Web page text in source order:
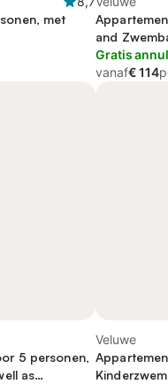
met
and
Gratis
vanaf€ 114
5 personen,
as
Veluwe